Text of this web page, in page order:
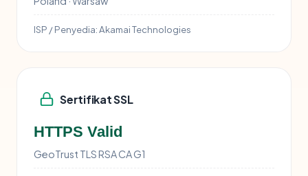
ISP / Penyedia:Akamai Technologies
Sertifikat SSL
HTTPS Valid
GeoTrust TLS RSA CA G1